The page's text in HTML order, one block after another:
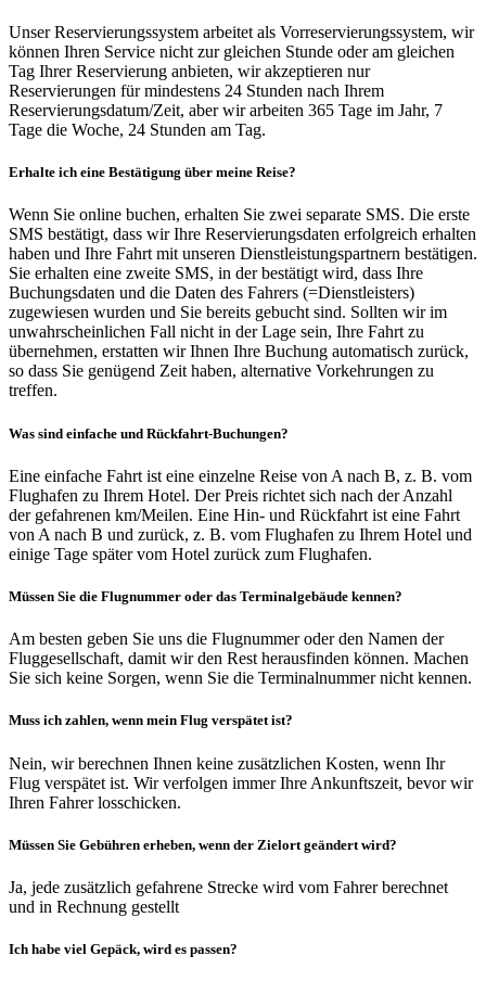
Unser Reservierungssystem arbeitet als Vorreservierungssystem, wir
können Ihren Service nicht zur gleichen Stunde oder am gleichen
Tag Ihrer Reservierung anbieten, wir akzeptieren nur
Reservierungen für mindestens 24 Stunden nach Ihrem
Reservierungsdatum/Zeit, aber wir arbeiten 365 Tage im Jahr, 7
Tage die Woche, 24 Stunden am Tag.
Erhalte ich eine Bestätigung über meine Reise?
Wenn Sie online buchen, erhalten Sie zwei separate SMS. Die erste
SMS bestätigt, dass wir Ihre Reservierungsdaten erfolgreich erhalten
haben und Ihre Fahrt mit unseren Dienstleistungspartnern bestätigen.
Sie erhalten eine zweite SMS, in der bestätigt wird, dass Ihre
Buchungsdaten und die Daten des Fahrers (=Dienstleisters)
zugewiesen wurden und Sie bereits gebucht sind. Sollten wir im
unwahrscheinlichen Fall nicht in der Lage sein, Ihre Fahrt zu
übernehmen, erstatten wir Ihnen Ihre Buchung automatisch zurück,
so dass Sie genügend Zeit haben, alternative Vorkehrungen zu
treffen.
Was sind einfache und Rückfahrt-Buchungen?
Eine einfache Fahrt ist eine einzelne Reise von A nach B, z. B. vom
Flughafen zu Ihrem Hotel. Der Preis richtet sich nach der Anzahl
der gefahrenen km/Meilen. Eine Hin- und Rückfahrt ist eine Fahrt
von A nach B und zurück, z. B. vom Flughafen zu Ihrem Hotel und
einige Tage später vom Hotel zurück zum Flughafen.
Müssen Sie die Flugnummer oder das Terminalgebäude kennen?
Am besten geben Sie uns die Flugnummer oder den Namen der
Fluggesellschaft, damit wir den Rest herausfinden können. Machen
Sie sich keine Sorgen, wenn Sie die Terminalnummer nicht kennen.
Muss ich zahlen, wenn mein Flug verspätet ist?
Nein, wir berechnen Ihnen keine zusätzlichen Kosten, wenn Ihr
Flug verspätet ist. Wir verfolgen immer Ihre Ankunftszeit, bevor wir
Ihren Fahrer losschicken.
Müssen Sie Gebühren erheben, wenn der Zielort geändert wird?
Ja, jede zusätzlich gefahrene Strecke wird vom Fahrer berechnet
und in Rechnung gestellt
Ich habe viel Gepäck, wird es passen?